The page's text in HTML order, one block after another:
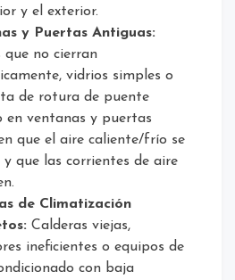
y el exterior.
y Puertas Antiguas:
que no cierran
vidrios simples o
de rotura de puente
en ventanas y puertas
que el aire caliente/frío se
y que las corrientes de aire
de Climatización
Calderas viejas,
ineficientes o equipos de
con baja